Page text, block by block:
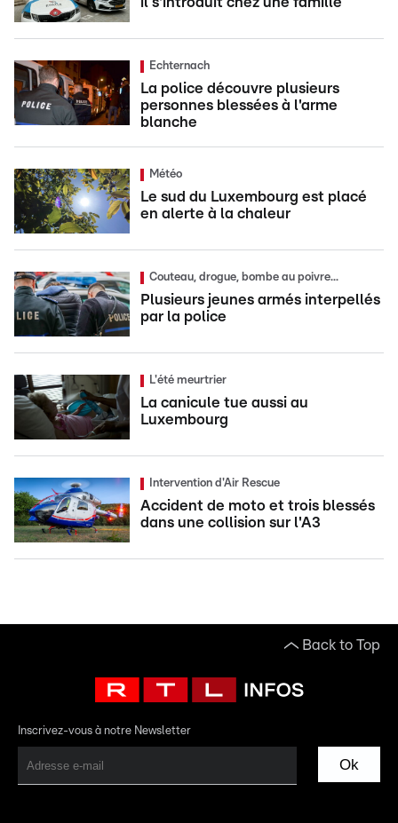
Echternach
La police découvre plusieurs
personnes blessées à l'arme
blanche
Météo
Le sud du Luxembourg est placé
en alerte à la chaleur
Couteau, drogue, bombe au poivre...
Plusieurs jeunes armés interpellés
par la police
L'été meurtrier
La canicule tue aussi au
Luxembourg
Intervention d'Air Rescue
Accident de moto et trois blessés
dans une collision sur l'A3
Back to Top
Inscrivez-vous à notre Newsletter
Ok